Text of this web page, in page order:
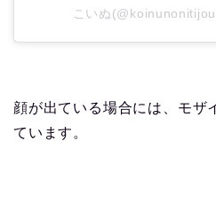
こいぬ
顔が出ている場合には、モザ
ています。